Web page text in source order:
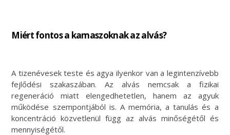
Miért fontos a kamaszoknak az alvás?
A tizenévesek teste és agya ilyenkor van a legintenzívebb
fejlődési szakaszában. Az alvás nemcsak a fizikai
regeneráció miatt elengedhetetlen, hanem az agyuk
működése szempontjából is. A memória, a tanulás és a
koncentráció közvetlenül függ az alvás minőségétől és
mennyiségétől.